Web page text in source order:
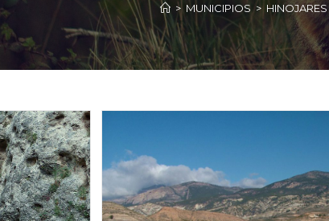
> MUNICIPIOS > HINOJARES